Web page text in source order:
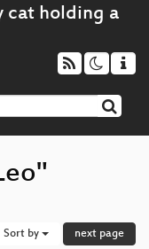
Sort by next page